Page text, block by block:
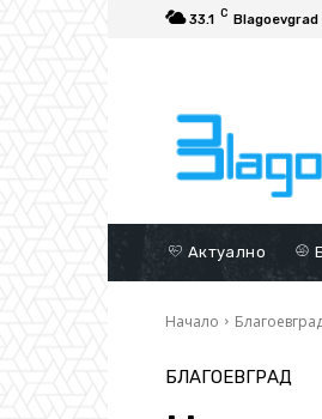
33.1 C Blagoevgrad
Актуално
Начало
БЛАГОЕВГРАД